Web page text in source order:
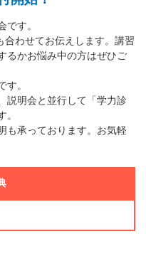
です。
わせてお伝えします。講習
るかお悩み中の方はぜひご
。
説明会と並行して「学力診
も承っております。お気軽